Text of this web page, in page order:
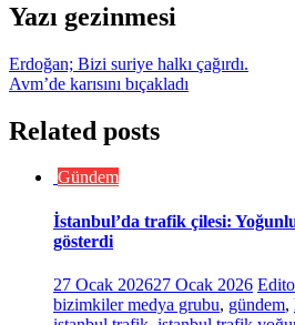
Yazı gezinmesi
Erdoğan; Bizi suriye halkı çağırdı.
Avm’de karısını bıçakladı
Related posts
Gündem
İstanbul’da trafik çilesi:
gösterdi
27 Ocak 202627 Ocak 2026
bizimkiler medya grubu, gündem,